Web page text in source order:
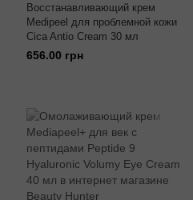
Восстанавливающий крем
Medipeel для проблемной кожи
Cica Antio Cream 30 мл
656.00 грн